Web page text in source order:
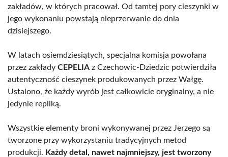
zakładów, w których pracował. Od tamtej pory cieszynki w
jego wykonaniu powstają nieprzerwanie do dnia
dzisiejszego.
W latach osiemdziesiątych, specjalna komisja powołana
przez zakłady CEPELIA z Czechowic-Dziedzic potwierdziła
autentyczność cieszynek produkowanych przez Wałgę.
Ustalono, że każdy wyrób jest całkowicie oryginalny, a nie
jedynie repliką.
Wszystkie elementy broni wykonywanej przez Jerzego są
tworzone przy wykorzystaniu tradycyjnych metod
produkcji. Każdy detal, nawet najmniejszy, jest tworzony